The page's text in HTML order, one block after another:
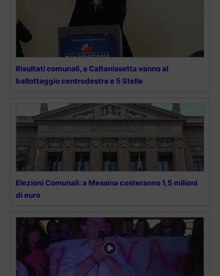
Risultati comunali, a Caltanissetta vanno al
ballottaggio centrodestra e 5 Stelle
Elezioni Comunali: a Messina costeranno 1,5 milioni
di euro